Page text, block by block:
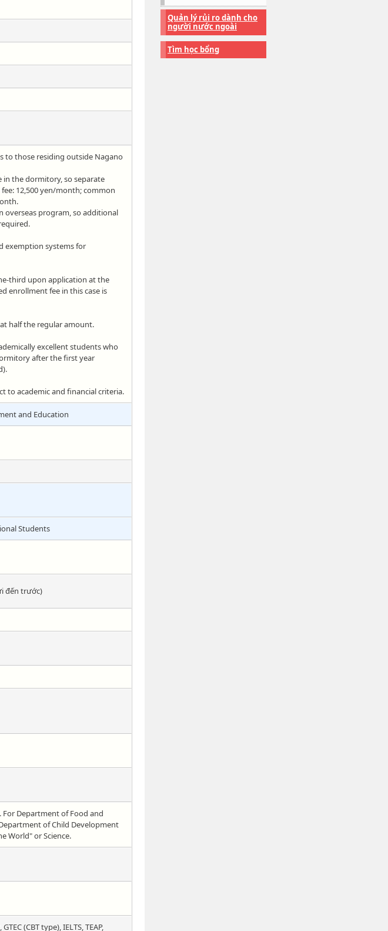
to those residing outside Nagano
the dormitory, so separate
12,500 yen/month; common
overseas program, so additional
exemption systems for
third upon application at the
enrollment fee in this case is
half the regular amount.
excellent students who
after the first year
to academic and financial criteria.
and Education
Students
đến trước)
Department of Food and
of Child Development
World" or Science.
(CBT type), IELTS, TEAP,
Quản lý rủi ro dành cho
người nước ngoài
Tìm học bổng